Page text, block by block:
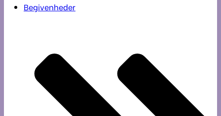
Begivenheder